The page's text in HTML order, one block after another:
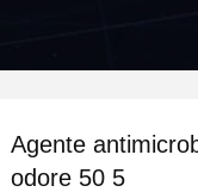
Agente
odore 50 5